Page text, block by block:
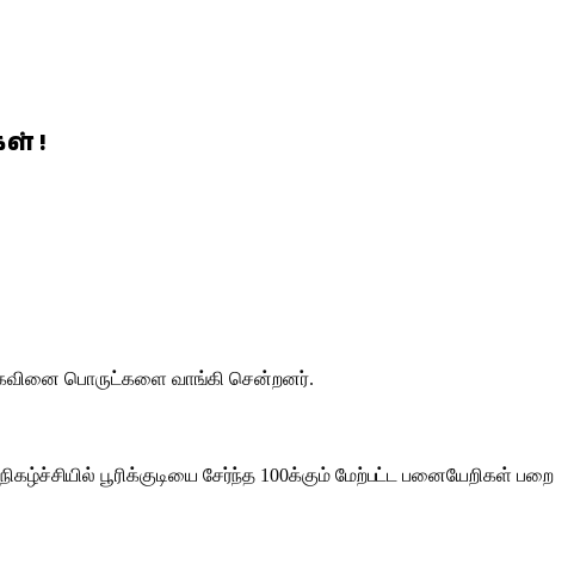
!
கைவினை பொருட்களை வாங்கி சென்றனர்.
பூரிக்குடியை சேர்ந்த 100க்கும் மேற்பட்ட பனையேறிகள் பறை